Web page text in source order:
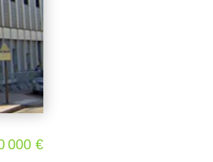
000 €